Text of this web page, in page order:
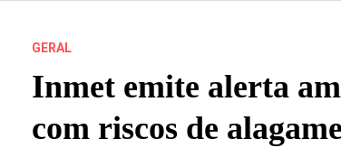
GERAL
Inmet emite alerta
com riscos de